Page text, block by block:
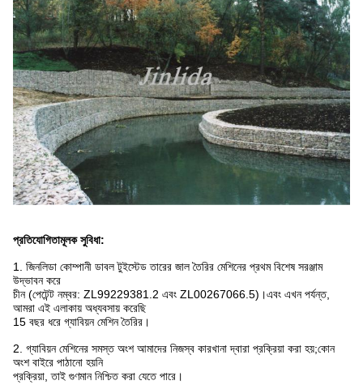
প্রতিযোগিতামূলক সুবিধা:
1. জিনলিডা কোম্পানী ডাবল টুইস্টেড তারের জাল তৈরির মেশিনের প্রথম বিশেষ সরঞ্জাম
উদ্ভাবন করে
চীন (পেটেন্ট নম্বর: ZL99229381.2 এবং ZL00267066.5)।এবং এখন পর্যন্ত,
আমরা এই এলাকায় অধ্যবসায় করেছি
15 বছর ধরে গ্যাবিয়ন মেশিন তৈরির।
2. গ্যাবিয়ন মেশিনের সমস্ত অংশ আমাদের নিজস্ব কারখানা দ্বারা প্রক্রিয়া করা হয়;কোন
অংশ বাইরে পাঠানো হয়নি
প্রক্রিয়া, তাই গুণমান নিশ্চিত করা যেতে পারে।